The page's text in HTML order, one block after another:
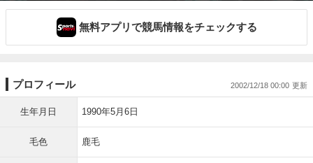
無料アプリで競馬情報をチェックする
プロフィール 2002/12/18 00:00
生年月日 1990年5月6日
毛色 鹿毛